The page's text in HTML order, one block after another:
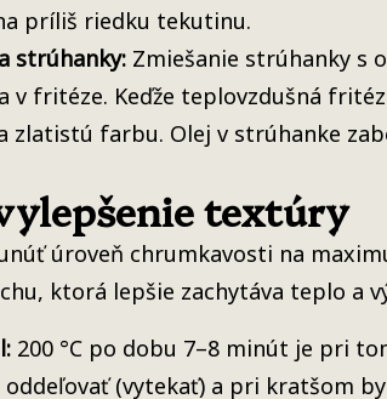
príliš riedku tekutinu.
strúhanky: Zmiešanie strúhanky s
v fritéze. Keďže teplovzdušná
zlatistú farbu. Olej v strúhanke
textúry
úroveň chrumkavosti na
ktorá lepšie zachytáva teplo a
200 °C po dobu 7–8 minút je pri
oddeľovať (vytekať) a pri kratšom